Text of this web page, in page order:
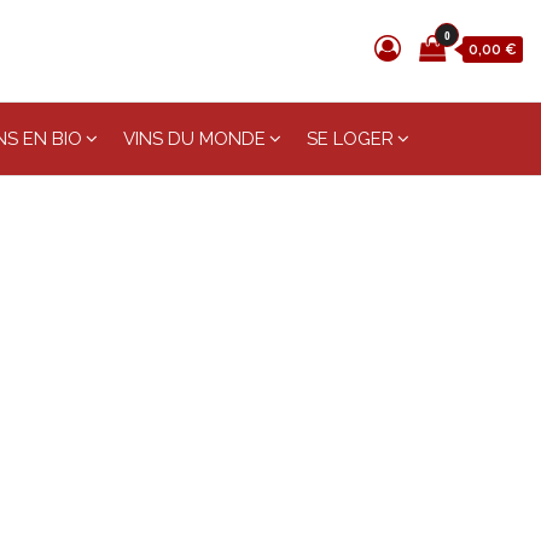
0
0,00 €
EN BIO VINS DU MONDE SE LOGER